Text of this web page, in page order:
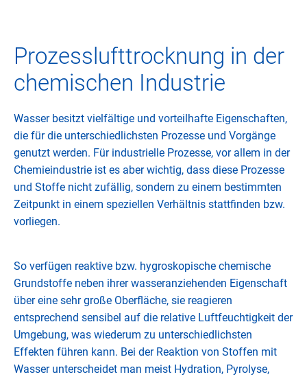
Prozesslufttrocknung in der
chemischen Industrie
Wasser besitzt vielfältige und vorteilhafte Eigenschaften,
die für die unterschiedlichsten Prozesse und Vorgänge
genutzt werden. Für industrielle Prozesse, vor allem in der
Chemieindustrie ist es aber wichtig, dass diese Prozesse
und Stoffe nicht zufällig, sondern zu einem bestimmten
Zeitpunkt in einem speziellen Verhältnis stattfinden bzw.
vorliegen.
So verfügen reaktive bzw. hygroskopische chemische
Grundstoffe neben ihrer wasseranziehenden Eigenschaft
über eine sehr große Oberfläche, sie reagieren
entsprechend sensibel auf die relative Luftfeuchtigkeit der
Umgebung, was wiederum zu unterschiedlichsten
Effekten führen kann. Bei der Reaktion von Stoffen mit
Wasser unterscheidet man meist Hydration, Pyrolyse,